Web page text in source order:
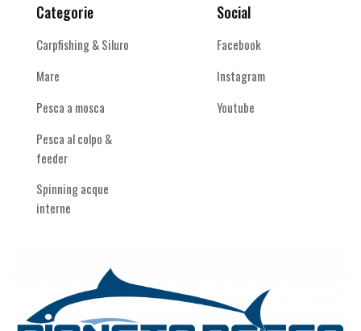
Categorie
Carpfishing & Siluro
Mare
Pesca a mosca
Pesca al colpo &
feeder
Spinning acque
interne
Social
Facebook
Instagram
Youtube